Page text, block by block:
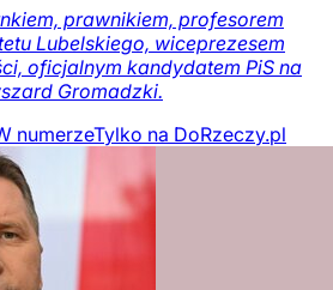
prawnikiem, profesorem
Lubelskiego, wiceprezesem
oficjalnym kandydatem PiS na
Gromadzki.
numerzeTylko na DoRzeczy.pl